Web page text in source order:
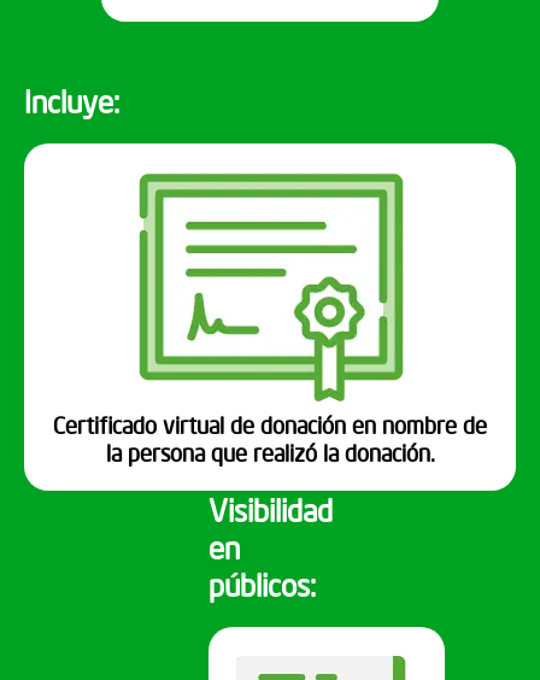
Incluye:
Certificado virtual de donación en nombre de
la persona que realizó la donación.
Visibilidad
en
públicos: